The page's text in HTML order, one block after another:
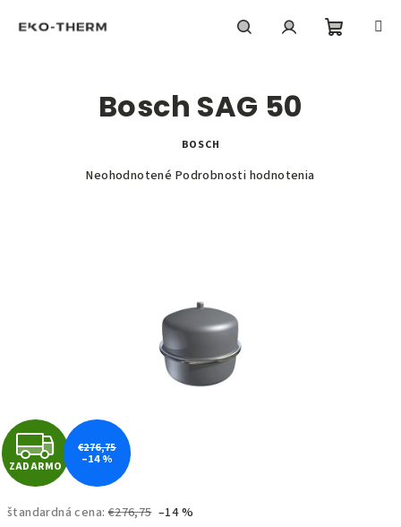
štandardná cena: €276,75 –14 %
Bosch SAG 50
BOSCH
Priemerné
Neohodnotené Podrobnosti hodnotenia
Z
A
ZADARMO
€276,75
–14 %